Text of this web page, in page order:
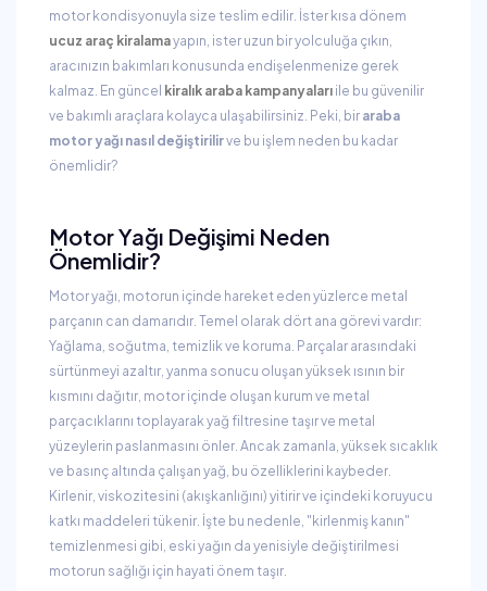
motor kondisyonuyla size teslim edilir. İster kısa dönem
ucuz araç kiralamayapın, ister uzun bir yolculuğa çıkın,
aracınızın bakımları konusunda endişelenmenize gerek
kalmaz. En güncel kiralık araba kampanyaları ile bu güvenilir
ve bakımlı araçlara kolayca ulaşabilirsiniz. Peki, bir araba
motor yağı nasıl değiştirilirve bu işlem neden bu kadar
önemlidir?
Motor Yağı Değişimi Neden
Önemlidir?
Motor yağı, motorun içinde hareket eden yüzlerce metal
parçanın can damarıdır. Temel olarak dört ana görevi vardır:
Yağlama, soğutma, temizlik ve koruma. Parçalar arasındaki
sürtünmeyi azaltır, yanma sonucu oluşan yüksek ısının bir
kısmını dağıtır, motor içinde oluşan kurum ve metal
parçacıklarını toplayarak yağ filtresine taşır ve metal
yüzeylerin paslanmasını önler. Ancak zamanla, yüksek sıcaklık
ve basınç altında çalışan yağ, bu özelliklerini kaybeder.
Kirlenir, viskozitesini (akışkanlığını) yitirir ve içindeki koruyucu
katkı maddeleri tükenir. İşte bu nedenle, "kirlenmiş kanın"
temizlenmesi gibi, eski yağın da yenisiyle değiştirilmesi
motorun sağlığı için hayati önem taşır.